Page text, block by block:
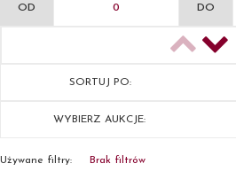
OD DO
SORTUJ PO:
WYBIERZ AUKCJE:
Używane filtry: Brak filtrów